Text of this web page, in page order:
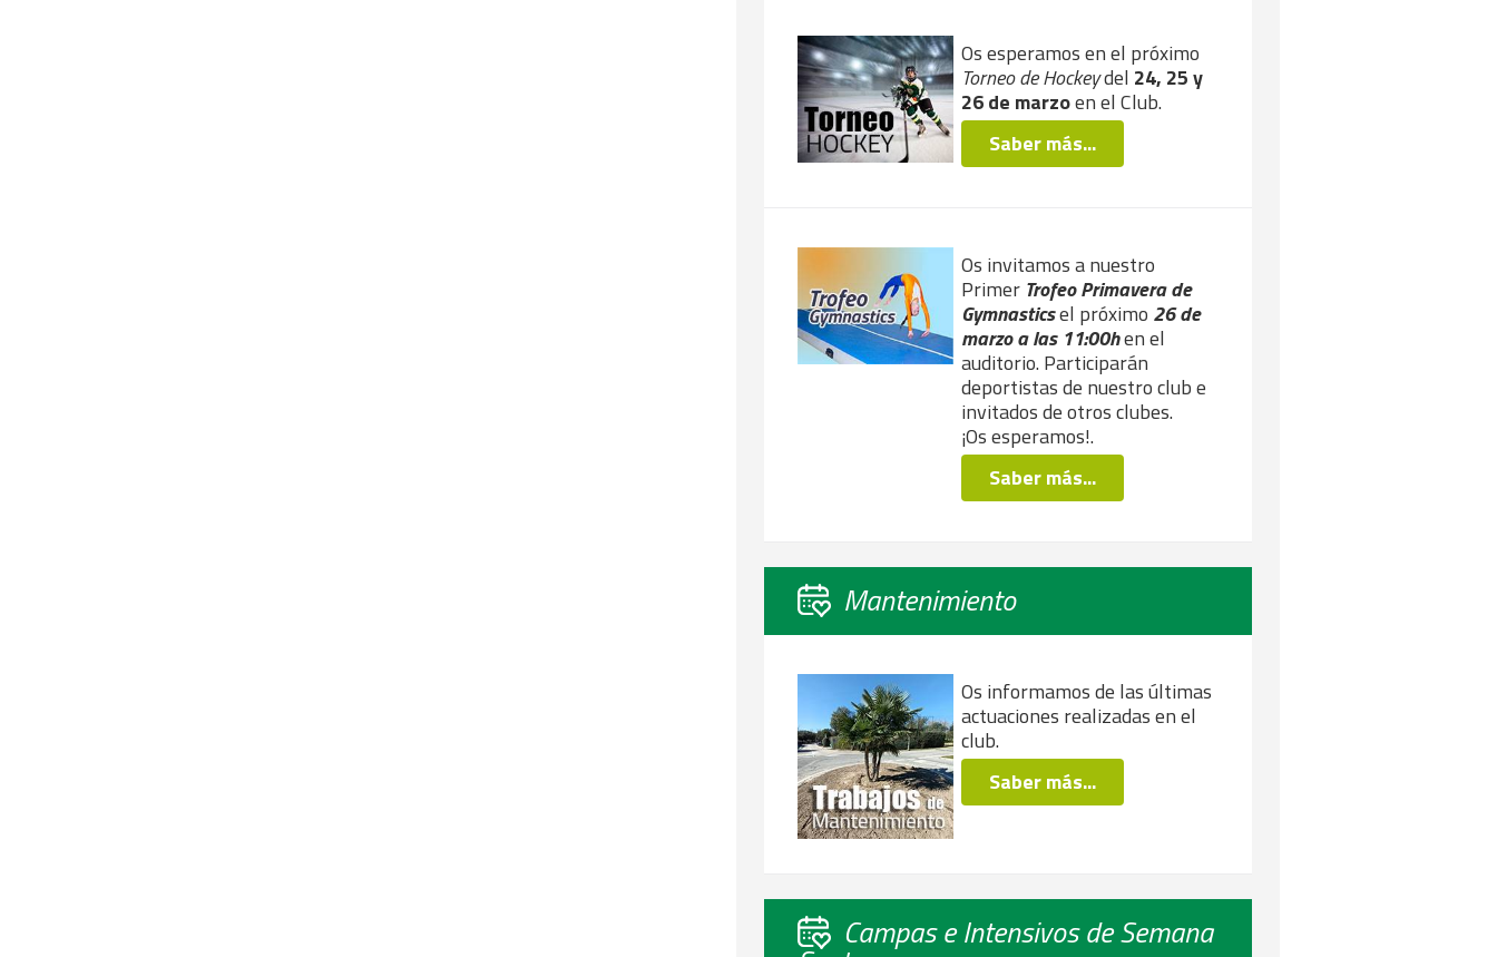
Os esperamos en el próximo
Torneo de Hockeydel 24, 25 y
26 de marzoen el Club.
Saber más...
Os invitamos a nuestro
Primer Trofeo Primavera de
Gymnasticsel próximo 26 de
marzo a las 11:00hen el
auditorio. Participarán
deportistas de nuestro club e
invitados de otros clubes.
¡Os esperamos!.
Saber más...
Mantenimiento
Os informamos de las últimas
actuaciones realizadas en el
club.
Saber más...
Campas e Intensivos de Semana